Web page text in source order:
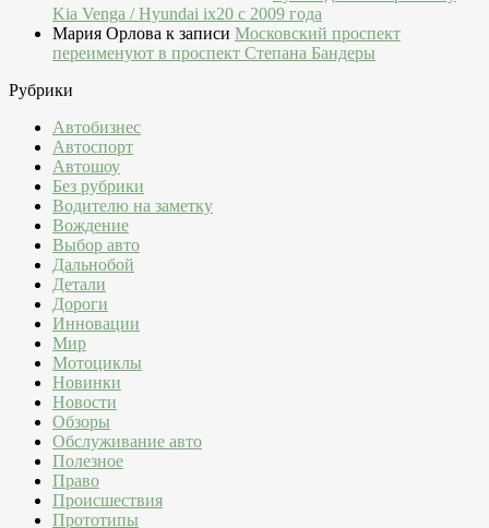
Kia Venga / Hyundai ix20 c 2009 года
Мария Орлова к записи Московский проспект
переименуют в проспект Степана Бандеры
Рубрики
Автобизнес
Автоспорт
Автошоу
Без рубрики
Водителю на заметку
Вождение
Выбор авто
Дальнобой
Детали
Дороги
Инновации
Мир
Мотоциклы
Новинки
Новости
Обзоры
Обслуживание авто
Полезное
Право
Происшествия
Прототипы